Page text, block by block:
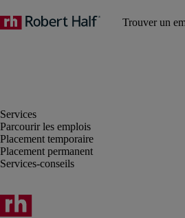
Parcourir les emplois
Placement temporaire
Placement permanent
Services-conseils